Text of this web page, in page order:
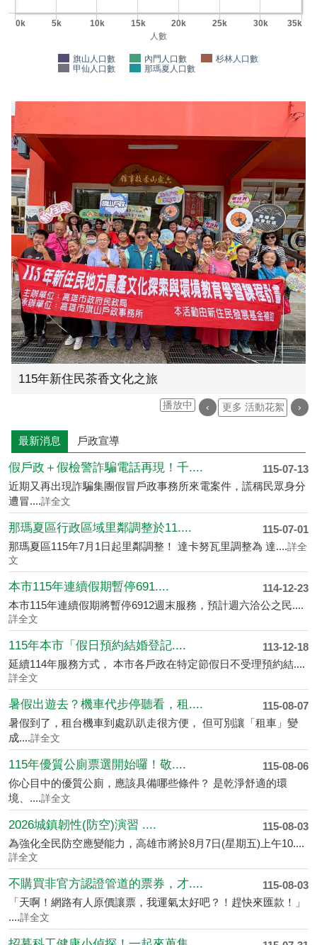
人數
旗山人口數 內門人口數
杉林人口數
甲仙人口數
那瑪夏人口數
0k 5k 10k 15k 20k 25k 30k 35k
115年新住民茶香文化之旅
播放中 ‹ 更多 活動花絮 ›
最新消息 戶政宣導
115-07-13
假戶政＋假檢警詐騙電話再現！千....
近期又再出現詐騙集團假冒戶政事務所來電案件，謊稱民眾身分
遭冒....詳全文
115-07-01
那瑪夏區行政區域里鄰調整於11....
那瑪夏區115年7月1日起里鄰調整！ 達卡努瓦里調整為 達....詳全
文
114-12-23
本市115年連續假期暫停691....
本市115年連續假期將暫停6912週末服務，預計週六洽公之民....
詳全文
113-12-18
115年本市「假日預約結婚登記....
延續114年服務方式， 本市各戶政在特定節假日不受理預約結....
詳全文
115-08-07
暑假出遊去？機車代步停聽看，租....
暑假到了，租台機車到處趴趴走很方便， 但可別讓「租車」變
成....詳全文
115-08-06
115年優質公廁票選開始囉！敬....
你心目中的優質公廁，應該具備哪些條件？ 是乾淨舒適的環
境、....詳全文
115-08-03
2026城鎮韌性(防空)演習 ....
為強化全民防空應變能力，高雄市將於8月7日(星期五)上午10....
詳全文
115-08-03
不購買非官方認證管道的票券，才....
「天啊！網路有人原價讓票，我運氣太好吧？！趕快來匯款！」
....詳全文